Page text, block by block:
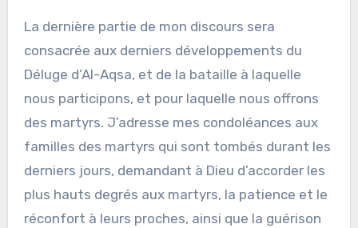
La dernière partie de mon discours sera
consacrée aux derniers développements du
Déluge d’Al-Aqsa, et de la bataille à laquelle
nous participons, et pour laquelle nous offrons
des martyrs. J’adresse mes condoléances aux
familles des martyrs qui sont tombés durant les
derniers jours, demandant à Dieu d’accorder les
plus hauts degrés aux martyrs, la patience et le
réconfort à leurs proches, ainsi que la guérison